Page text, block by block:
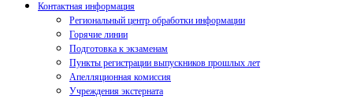
Контактная информация
Региональный центр обработки информации
Горячие линии
Подготовка к экзаменам
Пункты регистрации выпускников прошлых лет
Апелляционная комиссия
Учреждения экстерната